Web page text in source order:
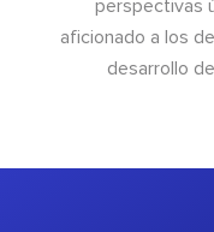
perspectivas
aficionado a los
desarrollo